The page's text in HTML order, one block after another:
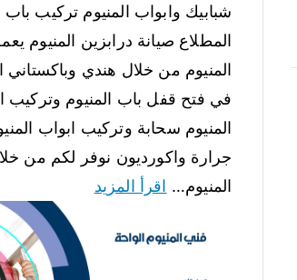
شبابيك وابواب المنيوم تركيب باب
المطلاع صيانة درابزين المنيوم
المنيوم من خلال هندي وباكستاني
في فتح قفل باب المنيوم وتركيب
المنيوم سحابة وتركيب ابواب
جرارة واكورديون نوفر لكم من
المنيوم… اقرأ المزيد